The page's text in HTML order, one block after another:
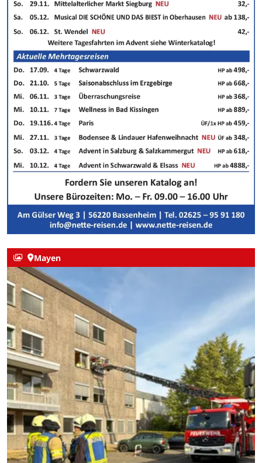
Mayen